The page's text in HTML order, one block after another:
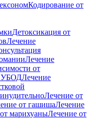
Кодирование от
Детоксикация от
Лечение
Лечение
от
УБОДЛечение
Лечение от
от гашишаЛечение
марихуаныЛечение от